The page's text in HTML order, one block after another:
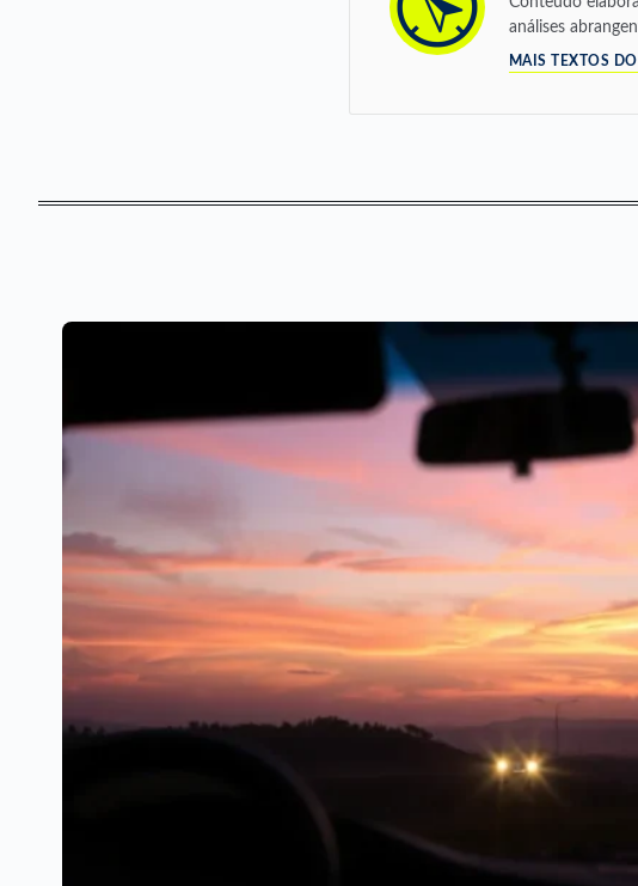
análises
MAIS TEXTOS